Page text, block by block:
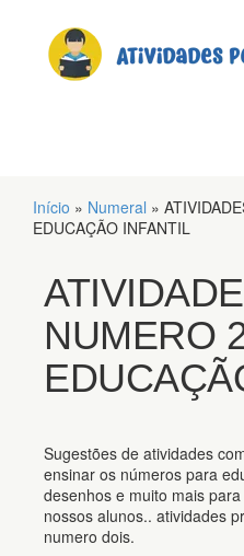
Início » Numeral »
EDUCAÇÃO INFANTIL
NUMERO
Sugestões de atividades
ensinar os números para
desenhos e muito mais
nossos alunos.. atividades
numero dois.